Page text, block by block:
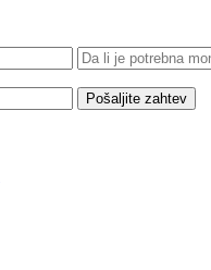
Pošaljite zahtev